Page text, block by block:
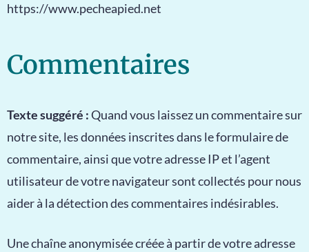
https://www.pecheapied.net
Commentaires
Texte suggéré :Quand vous laissez un commentaire sur
notre site, les données inscrites dans le formulaire de
commentaire, ainsi que votre adresse IP et l’agent
utilisateur de votre navigateur sont collectés pour nous
aider à la détection des commentaires indésirables.
Une chaîne anonymisée créée à partir de votre adresse